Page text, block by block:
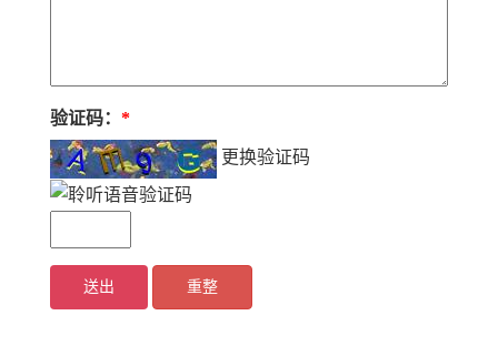
验证码： *
更换验证码